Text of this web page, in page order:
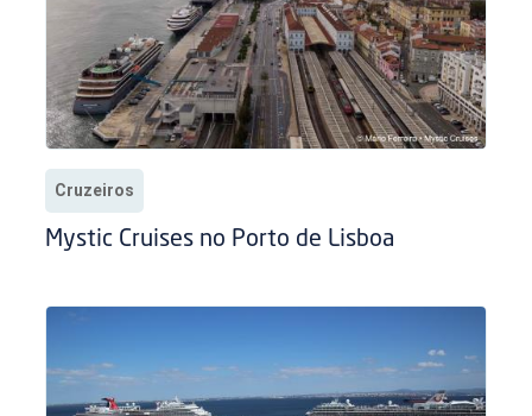
Cruzeiros
Mystic Cruises no Porto de Lisboa